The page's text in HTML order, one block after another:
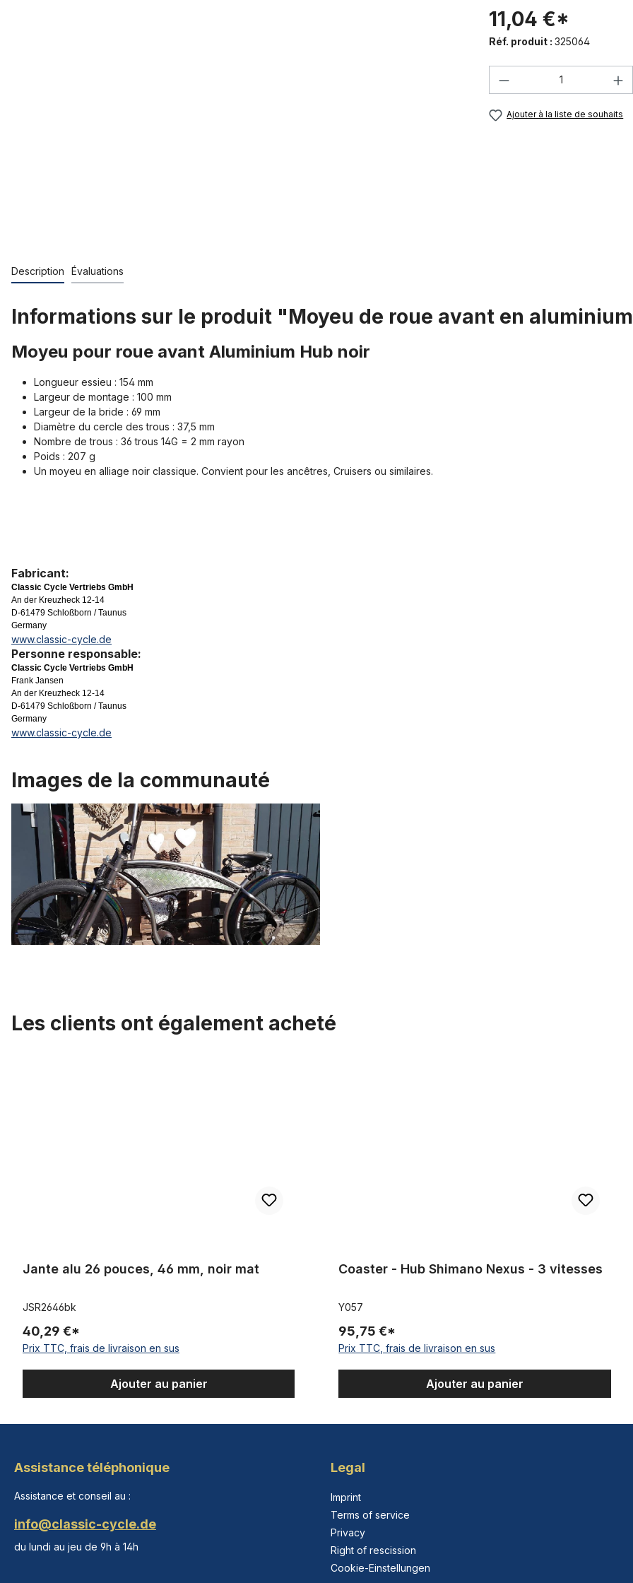
11,04 €*
Réf. produit : 325064
Quantité de
Ajouter à la liste de souhaits
Description Évaluations
Informations sur le produit "Moyeu de roue avant en
Moyeu pour roue avant Aluminium Hub noir
Longueur essieu : 154 mm
Largeur de montage : 100 mm
Largeur de la bride : 69 mm
Diamètre du cercle des trous : 37,5 mm
Nombre de trous : 36 trous 14G = 2 mm rayon
Poids : 207 g
Un moyeu en alliage noir classique. Convient pour les ancêtres, Cruisers ou similaires.
Fabricant:
Classic Cycle Vertriebs GmbH
An der Kreuzheck 12-14
D-61479 Schloßborn / Taunus
Germany
www.classic-cycle.de
Personne responsable:
Classic Cycle Vertriebs GmbH
Frank Jansen
An der Kreuzheck 12-14
D-61479 Schloßborn / Taunus
Germany
www.classic-cycle.de
Images de la communauté
Les clients ont également acheté
Jante alu 26 pouces, 46 mm, noir mat
JSR2646bk
40,29 €*
Prix TTC, frais de livraison en sus
Ajouter au panier
Coaster - Hub Shimano Nexus - 3 vitesses
Y057
95,75 €*
Prix TTC, frais de livraison en sus
Ajouter au panier
Assistance téléphonique
Assistance et conseil au :
info@classic-cycle.de
du lundi au jeu de 9h à 14h
Legal
Imprint
Terms of service
Privacy
Right of rescission
Cookie-Einstellungen